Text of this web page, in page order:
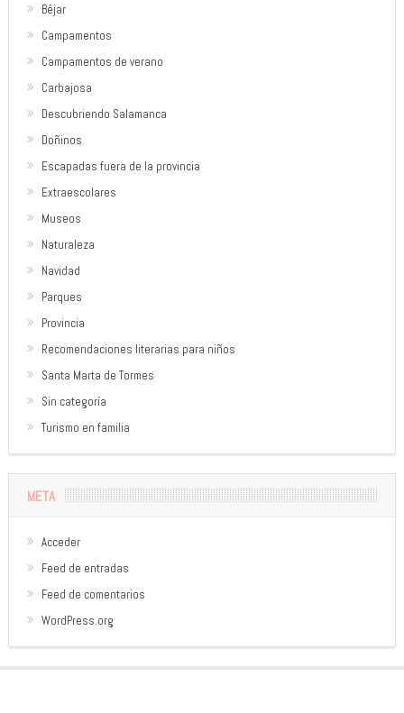
Béjar
Campamentos
Campamentos de verano
Carbajosa
Descubriendo Salamanca
Doñinos
Escapadas fuera de la provincia
Extraescolares
Museos
Naturaleza
Navidad
Parques
Provincia
Recomendaciones literarias para niños
Santa Marta de Tormes
Sin categoría
Turismo en familia
META
Acceder
Feed de entradas
Feed de comentarios
WordPress.org